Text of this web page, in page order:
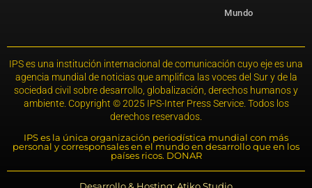
Mundo
IPS es una institución internacional de comunicación cuyo eje es una
agencia mundial de noticias que amplifica las voces del Sur y de la
sociedad civil sobre desarrollo, globalización, derechos humanos y
ambiente. Copyright © 2025 IPS-Inter Press Service. Todos los
derechos reservados.
IPS es la única organización periodística mundial con más
personal y corresponsales en el mundo en desarrollo que en los
países ricos. DONAR